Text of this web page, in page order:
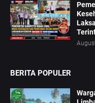
BERITA POPULER